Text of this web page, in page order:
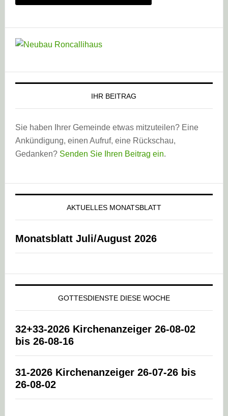
IHR BEITRAG
Sie haben Ihrer Gemeinde etwas mitzuteilen? Eine
Ankündigung, einen Aufruf, eine Rückschau,
Gedanken? Senden Sie Ihren Beitrag ein.
AKTUELLES MONATSBLATT
Monatsblatt Juli/August 2026
GOTTESDIENSTE DIESE WOCHE
32+33-2026 Kirchenanzeiger 26-08-02
bis 26-08-16
31-2026 Kirchenanzeiger 26-07-26 bis
26-08-02